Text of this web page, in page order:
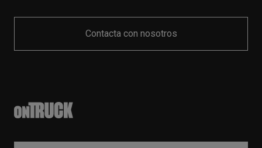
Contacta con nosotros